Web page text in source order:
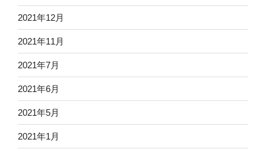
2021年12月
2021年11月
2021年7月
2021年6月
2021年5月
2021年1月